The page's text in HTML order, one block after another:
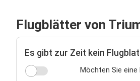
Flugblätter von
Es gibt zur Zeit kein
Möchten Sie